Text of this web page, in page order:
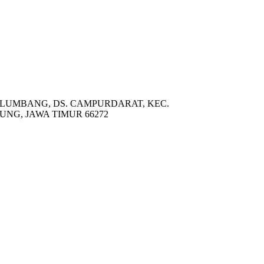
DS. CAMPURDARAT, KEC.
JAWA TIMUR 66272